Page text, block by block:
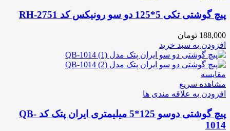
پیچ گوشتی تکی 5*125 دو سو رونیکس کد RH-2751
188,000 تومان
افزودن به سبد خرید
مقایسه
مشاهده سریع
افزودن به علاقه مندی ها
پیچ گوشتی دوسو 125*5 میلیمتری ایران پتک کد QB-
1014